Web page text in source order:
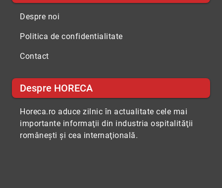
Despre noi
Politica de confidentialitate
Contact
Despre HORECA
Horeca.ro aduce zilnic în actualitate cele mai
importante informaţii din industria ospitalităţii
româneşti şi cea internaţională.